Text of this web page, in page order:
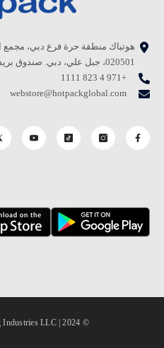
020501، جبل علي، دبي. صندوق بريد - 80590
+971 4 823 1111
webstore@hotpackglobal.com
© 2024 | Hotpack Packaging Industries LLC